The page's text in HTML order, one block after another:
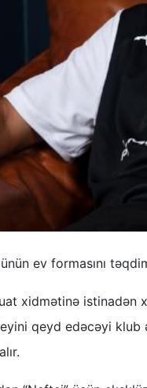
ev formasını
xidmətinə istinadən
qeyd edəcəyi